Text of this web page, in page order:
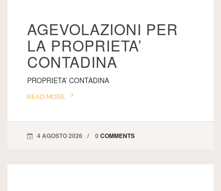
AGEVOLAZIONI PER
LA PROPRIETA’
CONTADINA
PROPRIETA’ CONTADINA
READ MORE
4 AGOSTO 2026 0 COMMENTS